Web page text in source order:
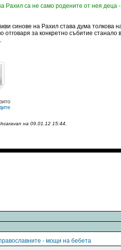
Рахил са не само родените от нея
синове на Рахил става дума
отговаря за конкретно събитие
на 09.01.12 15:44.
- мощи на бебета